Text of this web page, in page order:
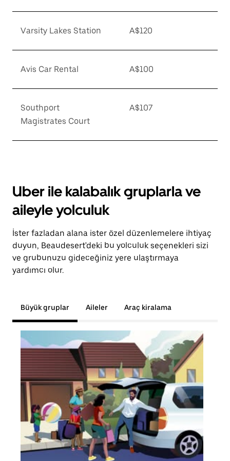
Varsity Lakes Station A$120
Avis Car Rental A$100
Southport
Magistrates Court
A$107
Uber ile kalabalık gruplarla ve
aileyle yolculuk
İster fazladan alana ister özel düzenlemelere ihtiyaç
duyun, Beaudesert'deki bu yolculuk seçenekleri sizi
ve grubunuzu gideceğiniz yere ulaştırmaya
yardımcı olur.
Büyük gruplar Aileler Araç kiralama